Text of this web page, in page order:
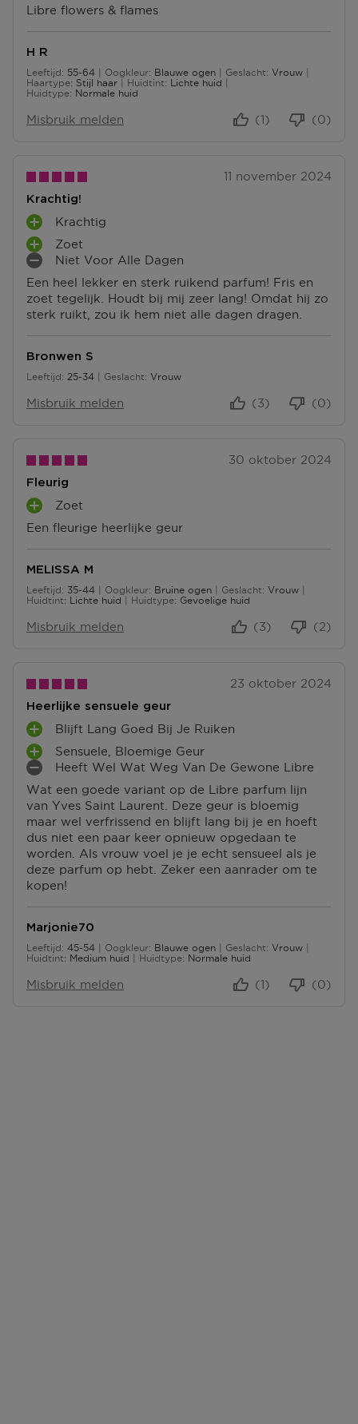
Libre flowers & flames
U
N
T
N
S
U
N
T
E
N
U
U
N
T
N
I
U
N
T
N
H R
Leeftijd
55 tot 6455-64 Oogkleur Blauwe ogen Geslacht
Vrouw
Haartype
Stijl haar Huidtint
Lichte huid
Huidtype
Normale huid
Misbruik melden (0)
(1)
11 november 2024
Krachtig!
Een heel lekker en sterk ruikend parfum! Fris en
zoet tegelijk. Houdt bij mij zeer lang! Omdat hij zo
sterk ruikt, zou ik hem niet alle dagen dragen.
P
L
U
S
T
E
N
Krachtig
P
L
U
S
P
T
E
Zoet
M
I
N
P
T
E
Niet Voor Alle Dagen
Bronwen S
Leeftijd
25 tot 3425-34 Geslacht Vrouw
Misbruik melden (0)
(3)
30 oktober 2024
Fleurig
Een fleurige heerlijke geur
P
L
P
U
N
T
Zoet
MELISSA M
Leeftijd
35 tot 4435-44 Oogkleur Bruine ogen Geslacht
Vrouw
Huidtint
Lichte huid Huidtype Gevoelige huid
Misbruik melden (2)
(3)
23 oktober 2024
Heerlijke sensuele geur
Wat een goede variant op de Libre parfum lijn
van Yves Saint Laurent. Deze geur is bloemig
maar wel verfrissend en blijft lang bij je en hoeft
dus niet een paar keer opnieuw opgedaan te
worden. Als vrouw voel je je echt sensueel als je
deze parfum op hebt. Zeker een aanrader om te
kopen!
P
L
U
S
N
E
N
Blijft Lang Goed Bij Je Ruiken
P
L
U
S
P
U
N
T
E
Sensuele, Bloemige Geur
M
I
N
P
U
N
T
E
Heeft Wel Wat Weg Van De Gewone Libre
Marjonie70
Leeftijd
45 tot 5445-54 Oogkleur Blauwe ogen Geslacht
Vrouw
Huidtint
Medium huid Huidtype Normale huid
Misbruik melden (0)
(1)